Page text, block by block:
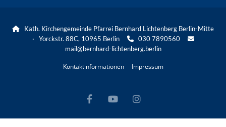

Kath. Kirchengemeinde Pfarrei Bernhard Lichtenberg Berlin-Mitte
· Yorckstr. 88C, 10965 Berlin
030 7890560 
mail@bernhard-lichtenberg.berlin
Kontaktinformationen Impressum